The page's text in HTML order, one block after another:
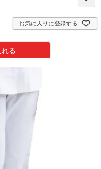
お気に入りに登録する
る